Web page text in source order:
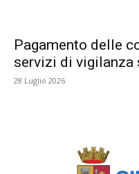
Pagamento delle
servizi di vigilanza
28 Luglio 2026